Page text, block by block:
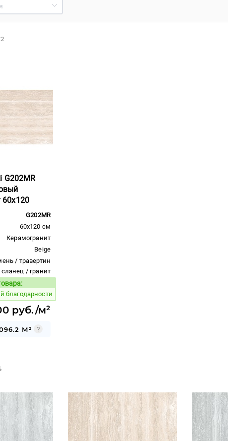
2
G202MR
60x120
G202MR
60x120 см
Керамогранит
Beige
/ травертин
/ гранит
Код товара:
благодарности
руб./м²
М²